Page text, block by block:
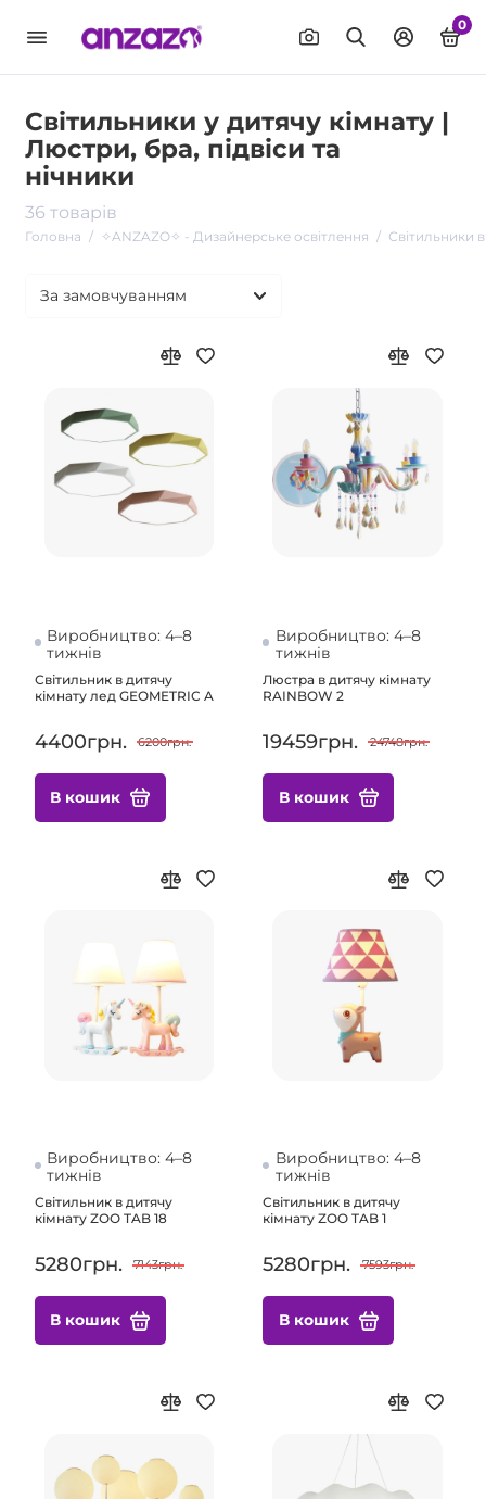
0
Світильники у дитячу кімнату |
Люстри, бра, підвіси та
нічники
36 товарів
Головна ✧ANZAZO✧ - Дизайнерське освітлення Світильники
Виробництво: 4–8
тижнів
Світильник в дитячу
кімнату лед GEOMETRIC A
4400грн. 6200грн.
В кошик
Виробництво: 4–8
тижнів
Люстра в дитячу кімнату
RAINBOW 2
19459грн. 24748грн.
В кошик
Виробництво: 4–8
тижнів
Світильник в дитячу
кімнату ZOO TAB 18
5280грн. 7143грн.
В кошик
Виробництво: 4–8
тижнів
Світильник в дитячу
кімнату ZOO TAB 1
5280грн. 7593грн.
В кошик